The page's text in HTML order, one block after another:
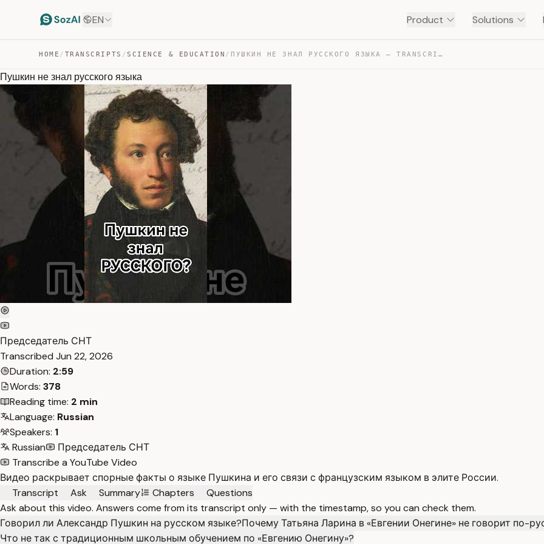
EN Product Solutions
HOME / TRANSCRIPTS /SCIENCE & EDUCATION / ПУШКИН НЕ ЗНАЛ РУССКОГО ЯЗЫКА — TRANSCRIPT
Пушкин не знал русского языка
Председатель СНТ
Transcribed Jun 22, 2026
Duration: 2:59
Words: 378
Reading time: 2 min
Language: Russian
Speakers: 1
Russian
Председатель СНТ
Transcribe a YouTube Video
Видео раскрывает спорные факты о языке Пушкина и его связи с французским языком в элите России.
Transcript
Ask Summary Chapters
Questions
Ask about this video. Answers come from its transcript only — with the timestamp, so you can check them.
Говорил ли Александр Пушкин на русском языке?Почему Татьяна Ларина в «Евгении Онегине» не говорит по-
Что не так с традиционным школьным обучением по «Евгению Онегину»?